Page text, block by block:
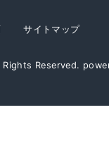
サイトマップ
Reserved.